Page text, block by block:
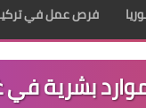
فرص عمل في
بشرية في